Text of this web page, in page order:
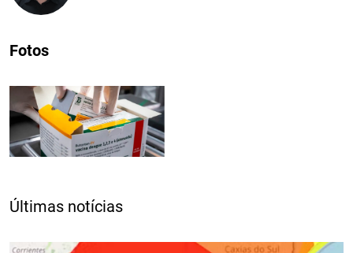
Fotos
Últimas notícias